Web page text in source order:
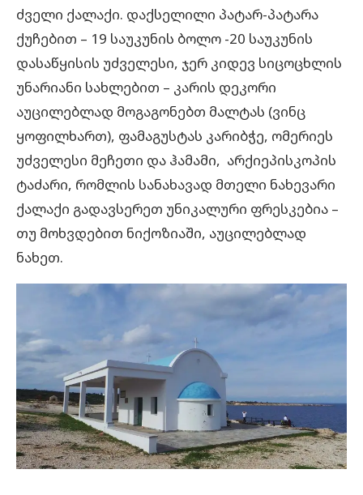
ძველი ქალაქი. დაქსელილი პატარ-პატარა
ქუჩებით – 19 საუკუნის ბოლო -20 საუკუნის
დასაწყისის უძველესი, ჯერ კიდევ სიცოცხლის
უნარიანი სახლებით – კარის დეკორი
აუცილებლად მოგაგონებთ მალტას (ვინც
ყოფილხართ), ფამაგუსტას კარიბჭე, ომერიეს
უძველესი მეჩეთი და ჰამამი, არქიეპისკოპის
ტაძარი, რომლის სანახავად მთელი ნახევარი
ქალაქი გადავსერეთ უნიკალური ფრესკებია –
თუ მოხვდებით ნიქოზიაში, აუცილებლად
ნახეთ.